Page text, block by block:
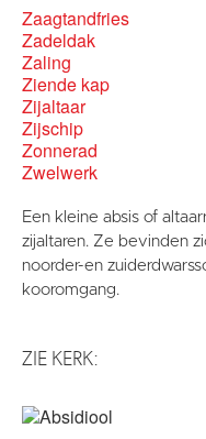
Zaagtandfries
Zadeldak
Zaling
Ziende kap
Zijaltaar
Zijschip
Zonnerad
Zwelwerk
Een kleine absis of
zijaltaren. Ze bevinden
noorder-en
kooromgang.
ZIE KERK: